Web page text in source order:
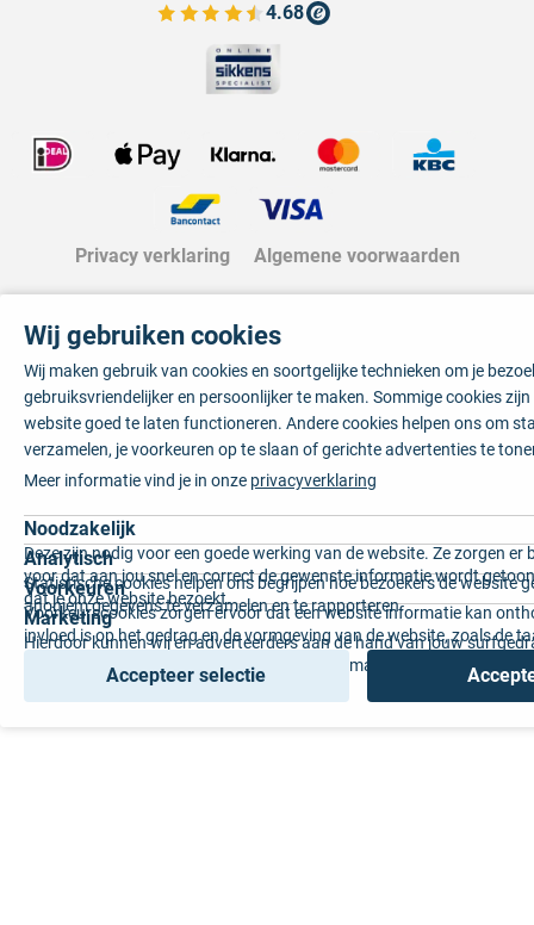
4.68
Bekijk de verfplaza beoordelingen
Privacy verklaring Algemene voorwaarden
Wij gebruiken cookies
Wij maken gebruik van cookies en soortgelijke technieken om je
gebruiksvriendelijker en persoonlijker te maken. Sommige cookies
website goed te laten functioneren. Andere cookies helpen ons om
verzamelen, je voorkeuren op te slaan of gerichte advertenties te
Meer informatie vind je in onze privacyverklaring
Noodzakelijk
Deze zijn nodig voor een goede werking van de website. Ze zorgen er
voor dat aan jou snel en correct de gewenste informatie wordt
dat je onze website bezoekt.
Analytisch
Statistische cookies helpen ons begrijpen hoe bezoekers de website
anoniem gegevens te verzamelen en te rapporteren.
Voorkeuren
Voorkeurscookies zorgen ervoor dat een website informatie kan
invloed is op het gedrag en de vormgeving van de website, zoals de
Marketing
Hierdoor kunnen wij en adverteerders aan de hand van jouw
gepersonaliseerde online advertenties en op maat gemaakte content
Accepteer selectie